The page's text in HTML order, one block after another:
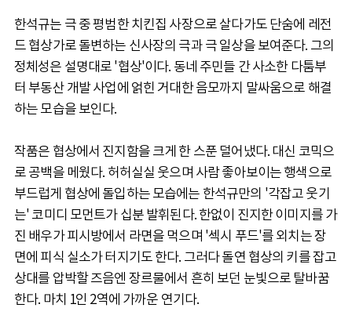
한석규는 극 중 평범한 치킨집 사장으로 살다가도 단숨에 레전
드 협상가로 돌변하는 신사장의 극과 극 일상을 보여준다. 그의
정체성은 설명대로 '협상'이다. 동네 주민들 간 사소한 다툼부
터 부동산 개발 사업에 얽힌 거대한 음모까지 말싸움으로 해결
하는 모습을 보인다.
작품은 협상에서 진지함을 크게 한 스푼 덜어냈다. 대신 코믹으
로 공백을 메웠다. 허허실실 웃으며 사람 좋아보이는 행색으로
부드럽게 협상에 돌입하는 모습에는 한석규만의 '각잡고 웃기
는' 코미디 모먼트가 십분 발휘된다. 한없이 진지한 이미지를 가
진 배우가 피시방에서 라면을 먹으며 '섹시 푸드'를 외치는 장
면에 피식 실소가 터지기도 한다. 그러다 돌연 협상의 키를 잡고
상대를 압박할 즈음엔 장르물에서 흔히 보던 눈빛으로 탈바꿈
한다. 마치 1인 2역에 가까운 연기다.